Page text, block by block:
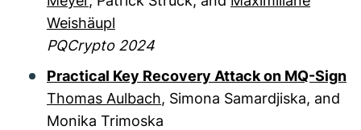
Weishäupl
PQCrypto 2024
Practical Key Recovery Attack on MQ-Sign
Thomas Aulbach, Simona Samardjiska, and
Monika Trimoska